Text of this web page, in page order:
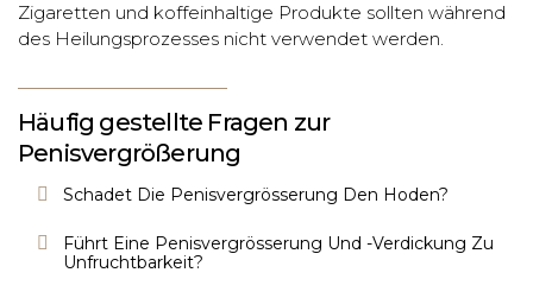
Zigaretten und koffeinhaltige Produkte sollten während
des Heilungsprozesses nicht verwendet werden.
Häufig gestellte Fragen zur
Penisvergrößerung
Schadet Die Penisvergrösserung Den Hoden?
Führt Eine Penisvergrösserung Und -Verdickung Zu
Unfruchtbarkeit?